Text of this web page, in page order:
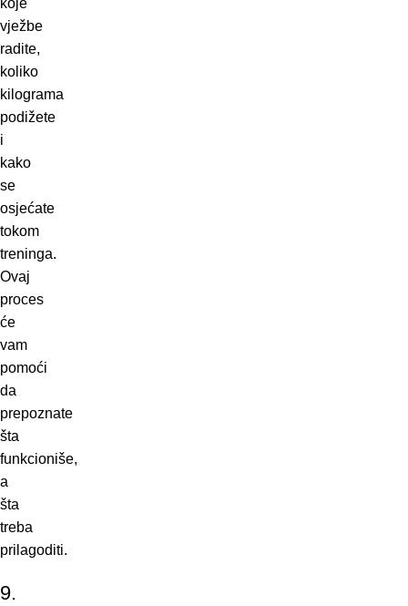
koje
vježbe
radite,
koliko
kilograma
podižete
i
kako
se
osjećate
tokom
treninga.
Ovaj
proces
će
vam
pomoći
da
prepoznate
šta
funkcioniše,
a
šta
treba
prilagoditi.
9.